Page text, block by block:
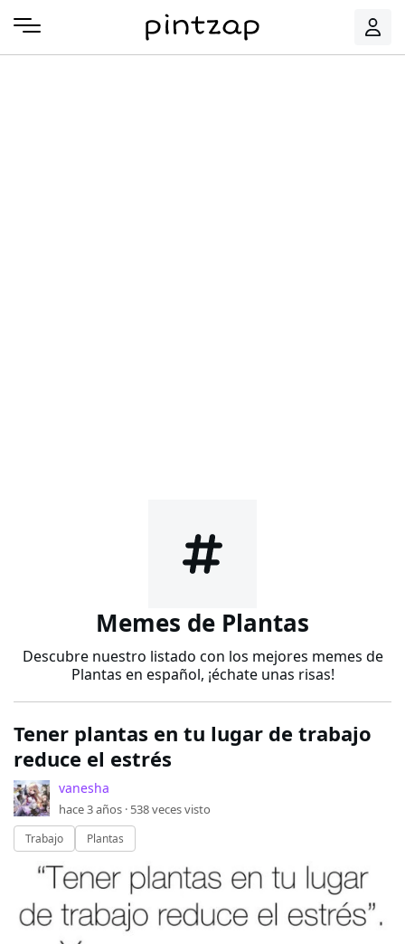
Memes de Plantas
Descubre nuestro listado con los mejores memes de
Plantas en español, ¡échate unas risas!
Tener plantas en tu lugar de trabajo
reduce el estrés
vanesha
hace 3 años · 538veces visto
Trabajo Plantas